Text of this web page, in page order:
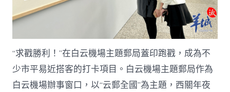
歸
鄉
路，
溫
熱
Klook
客
路
“求戳勝利！”在白云機場主題郵局蓋印跑戳，成為不
少市平易近搭客的打卡項目。白云機場主題郵局作為
白云機場辦事窗口，以“云郵全國”為主題，西關年夜